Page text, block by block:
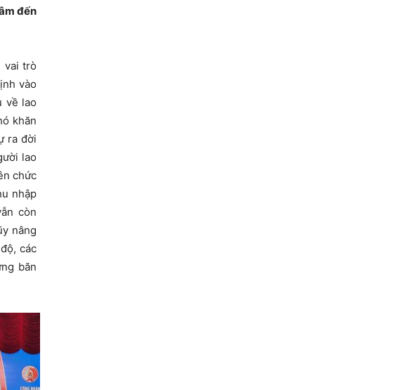
đến
vai trò
vào
về lao
khăn
ra đời
lao
chức
nhập
còn
nâng
các
băn